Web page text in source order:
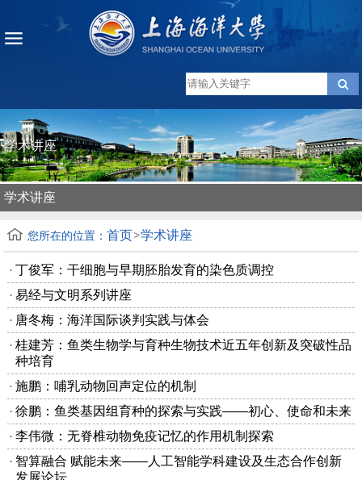
学术讲座
学术讲座
您所在的位置：首页 学术讲座
丁俊军：干细胞与早期胚胎发育的染色质调控
易经与文明系列讲座
唐冬梅：海洋国际谈判实践与体会
桂建芳：鱼类生物学与育种生物技术近五年创新及突破性品
种培育
施鹏：哺乳动物回声定位的机制
徐鹏：鱼类基因组育种的探索与实践——初心、使命和未来
李伟微：无脊椎动物免疫记忆的作用机制探索
智算融合 赋能未来——人工智能学科建设及生态合作创新
发展论坛